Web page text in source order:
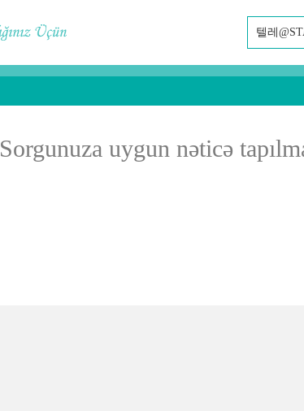
Sorgunuza uygun nəticə